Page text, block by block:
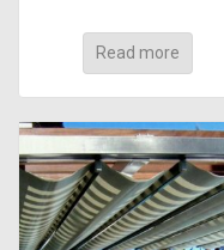
Read more